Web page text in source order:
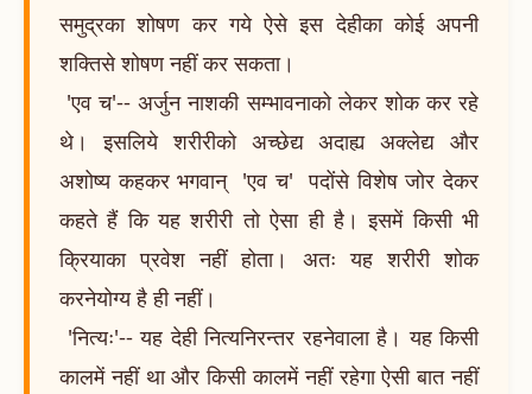
समुद्रका शोषण कर गये ऐसे इस देहीका कोई अपनी
शक्तिसे शोषण नहीं कर सकता।
'एव च'-- अर्जुन नाशकी सम्भावनाको लेकर शोक कर रहे
थे। इसलिये शरीरीको अच्छेद्य अदाह्य अक्लेद्य और
अशोष्य कहकर भगवान् 'एव च' पदोंसे विशेष जोर देकर
कहते हैं कि यह शरीरी तो ऐसा ही है। इसमें किसी भी
क्रियाका प्रवेश नहीं होता। अतः यह शरीरी शोक
करनेयोग्य है ही नहीं।
'नित्यः'-- यह देही नित्यनिरन्तर रहनेवाला है। यह किसी
कालमें नहीं था और किसी कालमें नहीं रहेगा ऐसी बात नहीं